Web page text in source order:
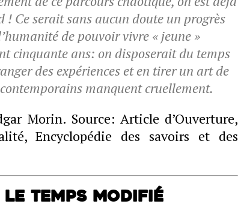
! Ce serait sans aucun doute un progrès
de pouvoir vivre « jeune »
cinquante ans: on disposerait du temps
des expériences et en tirer un art de
manquent cruellement.
Morin. Source: Article d’Ouverture,
Encyclopédie des savoirs et des
Le temps modifié